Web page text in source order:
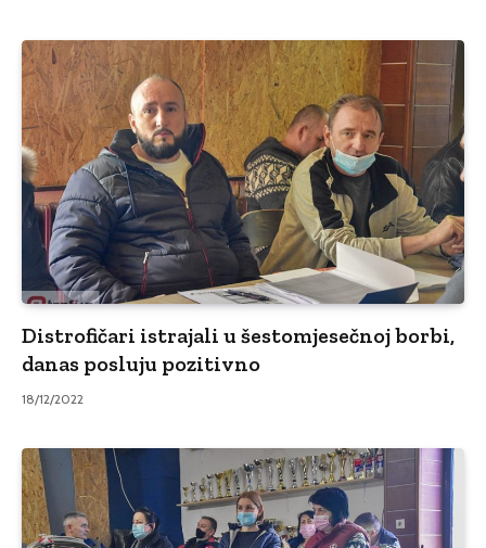
Distrofičari istrajali u šestomjesečnoj borbi,
danas posluju pozitivno
18/12/2022